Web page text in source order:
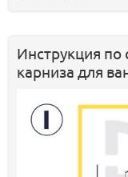
Инструкция по
карниза для